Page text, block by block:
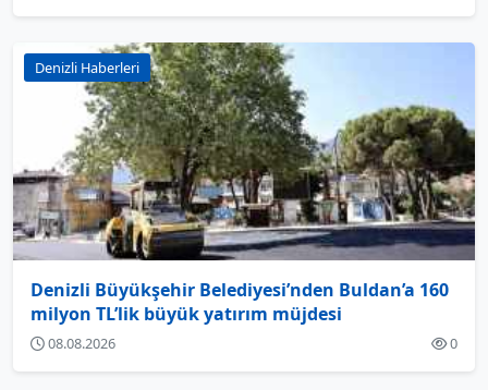
Denizli Haberleri
Denizli Büyükşehir Belediyesi’nden Buldan’a 160
milyon TL’lik büyük yatırım müjdesi
08.08.2026 0